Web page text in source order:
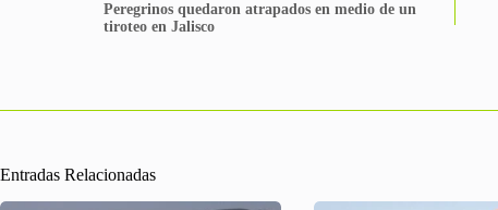
Peregrinos quedaron atrapados en medio de un
tiroteo en Jalisco
Entradas Relacionadas